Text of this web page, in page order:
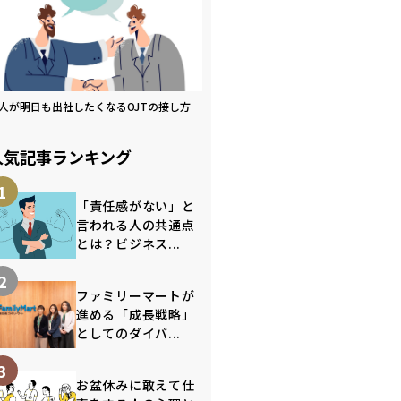
が明日も出社したくなるOJTの接し方
記事ランキング
「責任感がない」と
言われる人の共通点
とは？ビジネス...
ファミリーマートが
進める「成長戦略」
としてのダイバ...
お盆休みに敢えて仕